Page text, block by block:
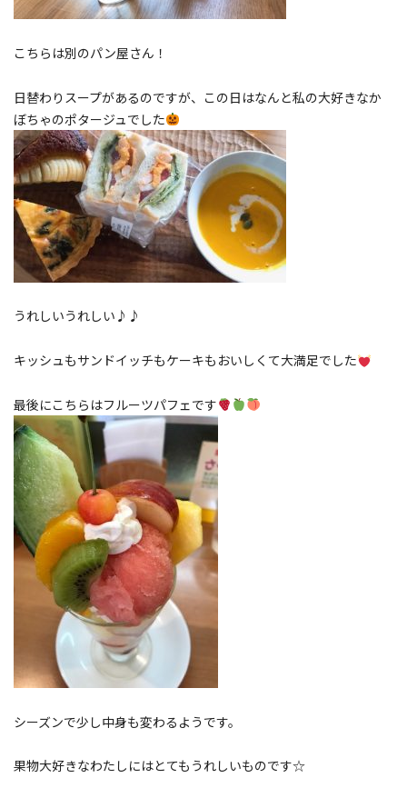
こちらは別のパン屋さん！
日替わりスープがあるのですが、この日はなんと私の大好きなか
ぼちゃのポタージュでした
うれしいうれしい♪♪
キッシュもサンドイッチもケーキもおいしくて大満足でした
最後にこちらはフルーツパフェです
シーズンで少し中身も変わるようです。
果物大好きなわたしにはとてもうれしいものです☆